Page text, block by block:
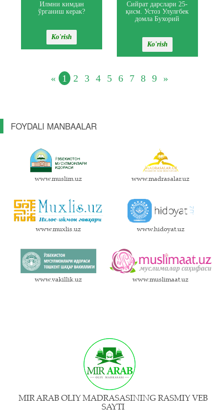
Илмни кимдан
ўрганиш керак?
Ko'rish
Сийрат дарслари 25-
қисм. Устоз Улулғбек
домла Бухорий
Ko'rish
« 1 2 3 4 5 6 7 8 9 »
FOYDALI MANBAALAR
www.muslim.uz www.madrasalar.uz
www.muxlis.uz www.hidoyat.uz
www.vakillik.uz www.muslimaat.uz
MIR ARAB OLIY MADRASASINING RASMIY VEB
SAYTI